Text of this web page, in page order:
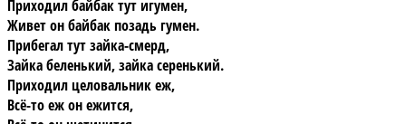
Приходил байбак тут игумен,
Живет он байбак позадь гумен.
Прибегал тут зайка-смерд,
Зайка беленький, зайка серенький.
Приходил целовальник еж,
Всё-то еж он ежится,